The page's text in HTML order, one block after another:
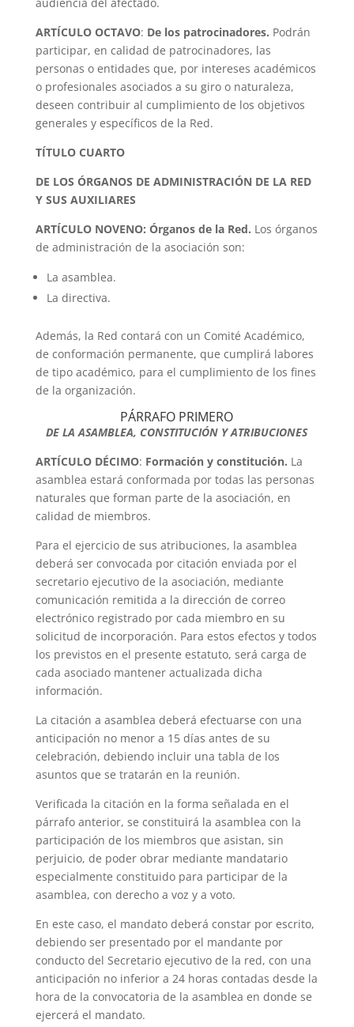
ARTÍCULO OCTAVO: De los patrocinadores. Podrán
participar, en calidad de patrocinadores, las
personas o entidades que, por intereses académicos
o profesionales asociados a su giro o naturaleza,
deseen contribuir al cumplimiento de los objetivos
generales y específicos de la Red.
TÍTULO CUARTO
DE LOS ÓRGANOS DE ADMINISTRACIÓN DE LA RED
Y SUS AUXILIARES
ARTÍCULO NOVENO: Órganos de la Red. Los órganos
de administración de la asociación son:
La asamblea.
La directiva.
Además, la Red contará con un Comité Académico,
de conformación permanente, que cumplirá labores
de tipo académico, para el cumplimiento de los fines
de la organización.
PÁRRAFO PRIMERO
DE LA ASAMBLEA, CONSTITUCIÓN Y ATRIBUCIONES
ARTÍCULO DÉCIMO: Formación y constitución. La
asamblea estará conformada por todas las personas
naturales que forman parte de la asociación, en
calidad de miembros.
Para el ejercicio de sus atribuciones, la asamblea
deberá ser convocada por citación enviada por el
secretario ejecutivo de la asociación, mediante
comunicación remitida a la dirección de correo
electrónico registrado por cada miembro en su
solicitud de incorporación. Para estos efectos y todos
los previstos en el presente estatuto, será carga de
cada asociado mantener actualizada dicha
información.
La citación a asamblea deberá efectuarse con una
anticipación no menor a 15 días antes de su
celebración, debiendo incluir una tabla de los
asuntos que se tratarán en la reunión.
Verificada la citación en la forma señalada en el
párrafo anterior, se constituirá la asamblea con la
participación de los miembros que asistan, sin
perjuicio, de poder obrar mediante mandatario
especialmente constituido para participar de la
asamblea, con derecho a voz y a voto.
En este caso, el mandato deberá constar por escrito,
debiendo ser presentado por el mandante por
conducto del Secretario ejecutivo de la red, con una
anticipación no inferior a 24 horas contadas desde la
hora de la convocatoria de la asamblea en donde se
ejercerá el mandato.